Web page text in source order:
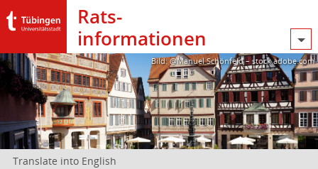
Rats­
informationen
Bild: @Manuel Schönfeld – stock.adobe.com
Translate into English